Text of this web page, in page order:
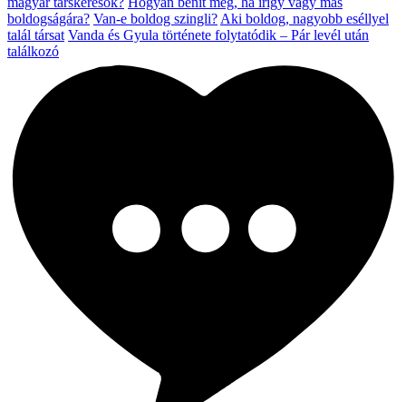
boldogságára? Van-e boldog szingli? Aki boldog, nagyobb eséllyel
talál társat Vanda és Gyula története folytatódik – Pár levél után
találkozó